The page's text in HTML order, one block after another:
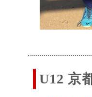
U12 京